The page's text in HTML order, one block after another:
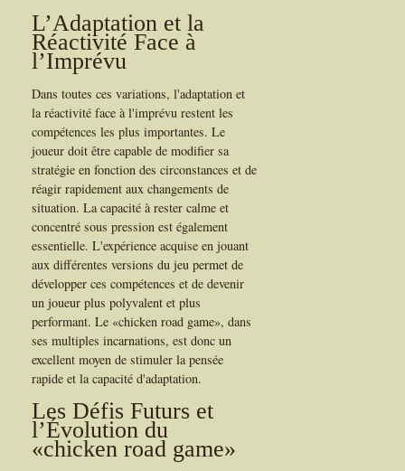
L’Adaptation et la
Réactivité Face à
l’Imprévu
Dans toutes ces variations, l'adaptation et
la réactivité face à l'imprévu restent les
compétences les plus importantes. Le
joueur doit être capable de modifier sa
stratégie en fonction des circonstances et de
réagir rapidement aux changements de
situation. La capacité à rester calme et
concentré sous pression est également
essentielle. L'expérience acquise en jouant
aux différentes versions du jeu permet de
développer ces compétences et de devenir
un joueur plus polyvalent et plus
performant. Le «chicken road game», dans
ses multiples incarnations, est donc un
excellent moyen de stimuler la pensée
rapide et la capacité d'adaptation.
Les Défis Futurs et
l’Évolution du
«chicken road game»